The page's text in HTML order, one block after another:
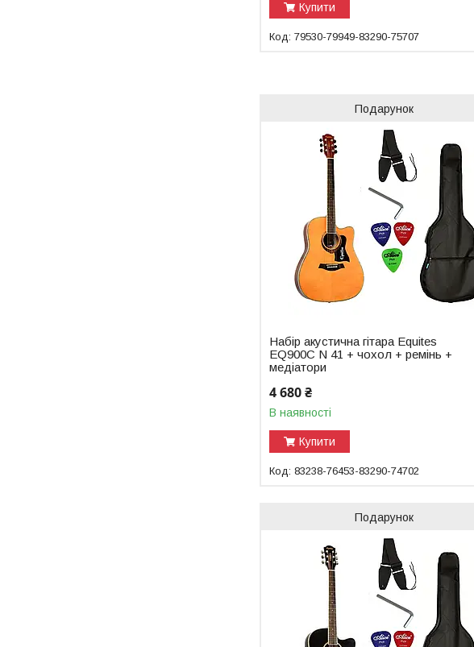
Купити
79530-79949-83290-75707
Подарунок
Набір акустична гітара Equites
EQ900C N 41 + чохол + ремінь +
медіатори
4 680 ₴
В наявності
Купити
83238-76453-83290-74702
Подарунок